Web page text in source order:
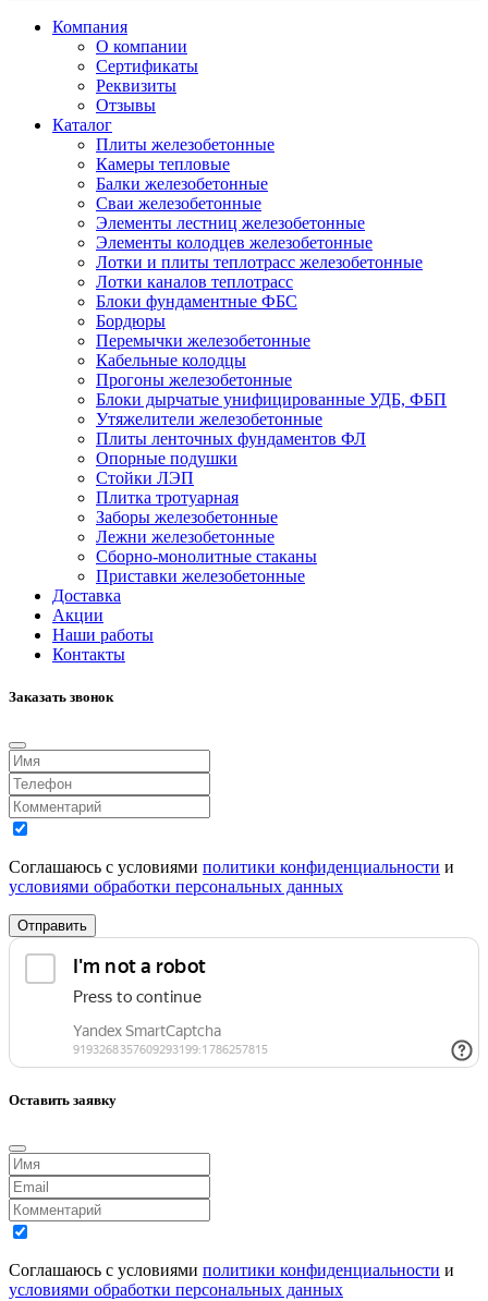
Компания
О компании
Сертификаты
Реквизиты
Отзывы
Каталог
Плиты железобетонные
Камеры тепловые
Балки железобетонные
Сваи железобетонные
Элементы лестниц железобетонные
Элементы колодцев железобетонные
Лотки и плиты теплотрасс железобетонные
Лотки каналов теплотрасс
Блоки фундаментные ФБС
Бордюры
Перемычки железобетонные
Кабельные колодцы
Прогоны железобетонные
Блоки дырчатые унифицированные УДБ, ФБП
Утяжелители железобетонные
Плиты ленточных фундаментов ФЛ
Опорные подушки
Стойки ЛЭП
Плитка тротуарная
Заборы железобетонные
Лежни железобетонные
Сборно-монолитные стаканы
Приставки железобетонные
Доставка
Акции
Наши работы
Контакты
Заказать звонок
Соглашаюсь с условиями политики конфиденциальности и
условиями обработки персональных данных
Отправить
Оставить заявку
Соглашаюсь с условиями политики конфиденциальности и
условиями обработки персональных данных